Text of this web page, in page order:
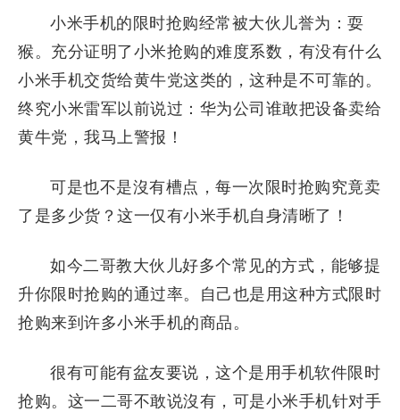
小米手机的限时抢购经常被大伙儿誉为：耍
猴。充分证明了小米抢购的难度系数，有没有什么
小米手机交货给黄牛党这类的，这种是不可靠的。
终究小米雷军以前说过：华为公司谁敢把设备卖给
黄牛党，我马上警报！
可是也不是沒有槽点，每一次限时抢购究竟卖
了是多少货？这一仅有小米手机自身清晰了！
如今二哥教大伙儿好多个常见的方式，能够提
升你限时抢购的通过率。自己也是用这种方式限时
抢购来到许多小米手机的商品。
很有可能有盆友要说，这个是用手机软件限时
抢购。这一二哥不敢说沒有，可是小米手机针对手